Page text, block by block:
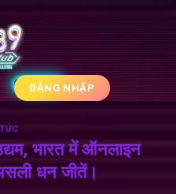
ĐĂNG NHẬP
भारत में ऑनलाइन
धन जीतें।